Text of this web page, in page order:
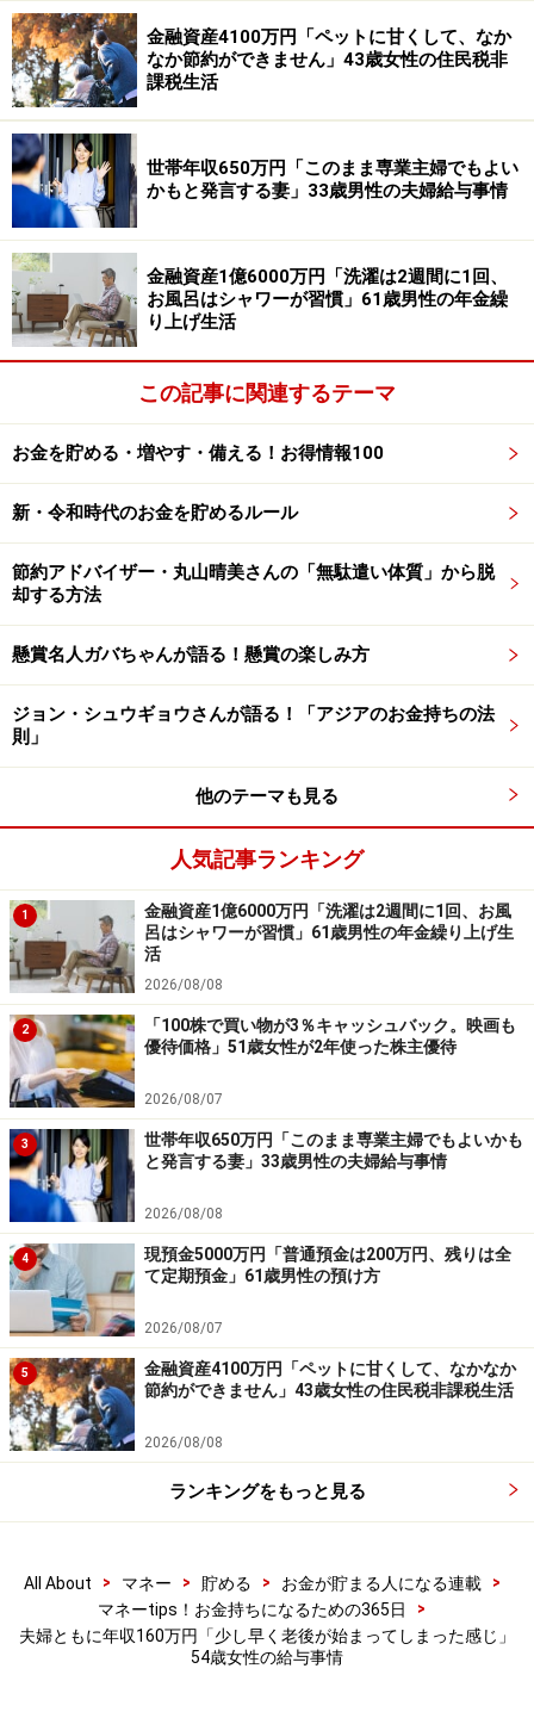
ればそれでよいと思っています」と語られていました。
夫婦の給与事情エピソードを募集中です
夫婦のお金や給与事情に関するエピソードをお寄せくだ
さい。投稿は こちらから
ーーーーーーーーーーーーーーーー
※本文中のコメントは、投稿内容をもとに読みやすく再
構成しています
※エピソードははなとこさんの当時のものです。現在と
はサービスや金額などの情報が異なることがございます
※投稿エピソードのため、内容の正確性を保証するもの
ではございません
※記事内容は執筆時点のものです。最新の内容をご確認くださ
い。
本記事の内容は一般的な情報提供を目的としており、特定の金融
行ってください。
掲載情報の正確性・完全性については十分に配慮しております
最新の情報や詳細については、必ず各金融機関やサービス提供者
の公式情報をご確認ください。
【編集部からのお知らせ】
・「家計」について、アンケート（2026/8/31まで）を実施
※抽選で20名にAmazonギフト券1000円分プレゼント
※謝礼付きの限定アンケートやモニター企画に参加が可能に
金融資産4100万円「ペットに甘くして、なか
なか節約ができません」43歳女性の住民税非
課税生活
世帯年収650万円「このまま専業主婦でもよい
かもと発言する妻」33歳男性の夫婦給与事情
金融資産1億6000万円「洗濯は2週間に1回、
お風呂はシャワーが習慣」61歳男性の年金繰
り上げ生活
この記事に関連するテーマ
お金を貯める・増やす・備える！お得情報100
新・令和時代のお金を貯めるルール
節約アドバイザー・丸山晴美さんの「無駄遣い体質」から脱
却する方法
懸賞名人ガバちゃんが語る！懸賞の楽しみ方
ジョン・シュウギョウさんが語る！「アジアのお金持ちの法
則」
他のテーマも見る
人気記事ランキング
1
金融資産1億6000万円「洗濯は2週間に1回、お風
呂はシャワーが習慣」61歳男性の年金繰り上げ生
活
2026/08/08
2
「100株で買い物が3％キャッシュバック。映画も
優待価格」51歳女性が2年使った株主優待
2026/08/07
3
世帯年収650万円「このまま専業主婦でもよいかも
と発言する妻」33歳男性の夫婦給与事情
2026/08/08
4
現預金5000万円「普通預金は200万円、残りは全
て定期預金」61歳男性の預け方
2026/08/07
5
金融資産4100万円「ペットに甘くして、なかなか
節約ができません」43歳女性の住民税非課税生活
2026/08/08
ランキングをもっと見る
All About > マネー > 貯める > お金が貯まる人になる連載
>
マネーtips！お金持ちになるための365日
>
夫婦ともに年収160万円「少し早く老後が始まってしまった感じ」
54歳女性の給与事情